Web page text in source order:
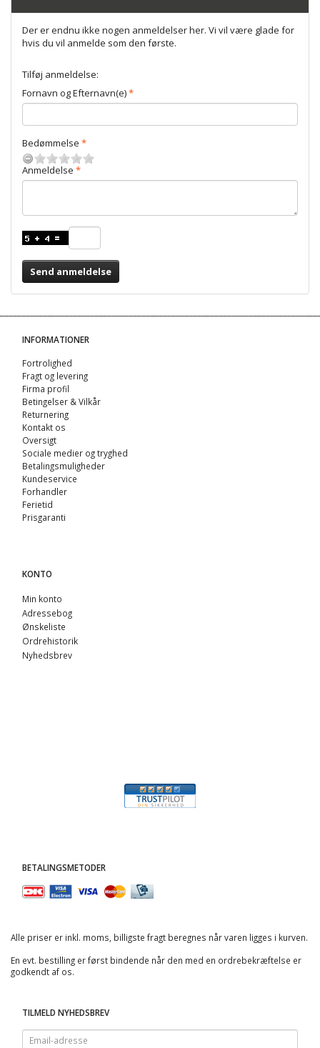
Der er endnu ikke nogen anmeldelser her. Vi vil være glade for
hvis du vil anmelde som den første.
Tilføj anmeldelse:
Fornavn og Efternavn(e)
Bedømmelse
Anmeldelse
Send anmeldelse
INFORMATIONER
Fortrolighed
Fragt og levering
Firma profil
Betingelser & Vilkår
Returnering
Kontakt os
Oversigt
Sociale medier og tryghed
Betalingsmuligheder
Kundeservice
Forhandler
Ferietid
Prisgaranti
KONTO
Min konto
Adressebog
Ønskeliste
Ordrehistorik
Nyhedsbrev
BETALINGSMETODER
Alle priser er inkl. moms, billigste fragt beregnes når varen ligges i kurven.
En evt. bestilling er først bindende når den med en ordrebekræftelse er
godkendt af os.
TILMELD NYHEDSBREV
Email-